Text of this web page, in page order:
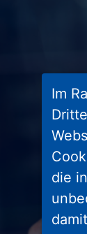
Im
die